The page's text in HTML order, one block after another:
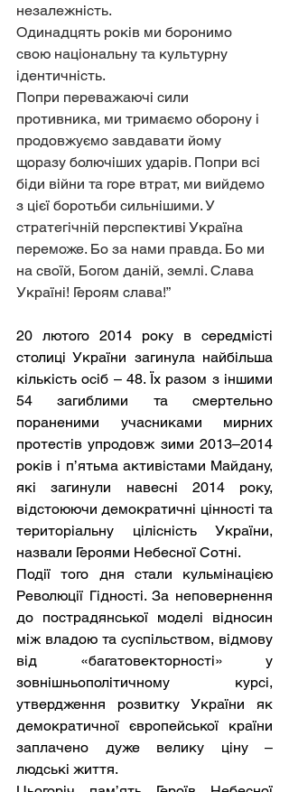
незалежність.
Одинадцять років ми боронимо
свою національну та культурну
ідентичність.
Попри переважаючі сили
противника, ми тримаємо оборону і
продовжуємо завдавати йому
щоразу болючіших ударів. Попри всі
біди війни та горе втрат, ми вийдемо
з цієї боротьби сильнішими. У
стратегічній перспективі Україна
переможе. Бо за нами правда. Бо ми
на своїй, Богом даній, землі. Слава
Україні! Героям слава!”
20 лютого 2014 року в середмісті
столиці України загинула найбільша
кількість осіб – 48. Їх разом з іншими
54 загиблими та смертельно
пораненими учасниками мирних
протестів упродовж зими 2013–2014
років і п’ятьма активістами Майдану,
які загинули навесні 2014 року,
відстоюючи демократичні цінності та
територіальну цілісність України,
назвали Героями Небесної Сотні.
Події того дня стали кульмінацією
Революції Гідності. За неповернення
до пострадянської моделі відносин
між владою та суспільством, відмову
від «багатовекторності» у
зовнішньополітичному курсі,
утвердження розвитку України як
демократичної європейської країни
заплачено дуже велику ціну –
людські життя.